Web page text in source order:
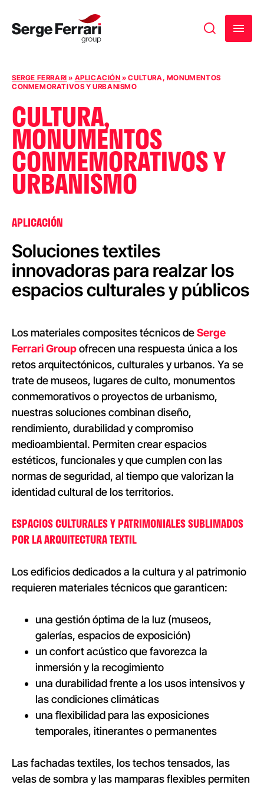
SERGE FERRARI » APLICACIÓN »CULTURA, MONUMENTOS
CONMEMORATIVOS Y URBANISMO
CULTURA,
MONUMENTOS
CONMEMORATIVOS Y
URBANISMO
APLICACIÓN
Soluciones textiles
innovadoras para realzar los
espacios culturales y públicos
Los materiales composites técnicos deSerge
Ferrari Groupofrecen una respuesta única a los
retos arquitectónicos, culturales y urbanos. Ya se
trate de museos, lugares de culto, monumentos
conmemorativos o proyectos de urbanismo,
nuestras soluciones combinan diseño,
rendimiento, durabilidad y compromiso
medioambiental. Permiten crear espacios
estéticos, funcionales y que cumplen con las
normas de seguridad, al tiempo que valorizan la
identidad cultural de los territorios.
ESPACIOS CULTURALES Y PATRIMONIALES SUBLIMADOS
POR LA ARQUITECTURA TEXTIL
Los edificios dedicados a la cultura y al patrimonio
requieren materiales técnicos que garanticen:
una gestión óptima de la luz (museos,
galerías, espacios de exposición)
un confort acústico que favorezca la
inmersión y la recogimiento
una durabilidad frente a los usos intensivos y
las condiciones climáticas
una flexibilidad para las exposiciones
temporales, itinerantes o permanentes
Las fachadas textiles, los techos tensados, las
velas de sombra y las mamparas flexibles permiten